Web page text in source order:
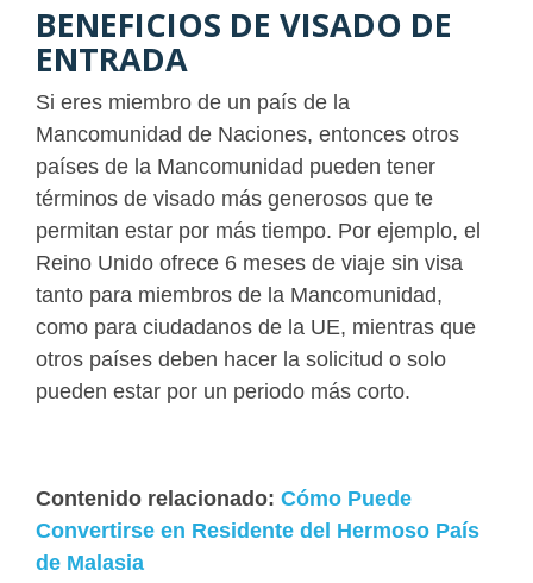
BENEFICIOS DE VISADO DE
ENTRADA
Si eres miembro de un país de la
Mancomunidad de Naciones, entonces otros
países de la Mancomunidad pueden tener
términos de visado más generosos que te
permitan estar por más tiempo. Por ejemplo, el
Reino Unido ofrece 6 meses de viaje sin visa
tanto para miembros de la Mancomunidad,
como para ciudadanos de la UE, mientras que
otros países deben hacer la solicitud o solo
pueden estar por un periodo más corto.
Contenido relacionado: Cómo Puede
Convertirse en Residente del Hermoso País
de Malasia